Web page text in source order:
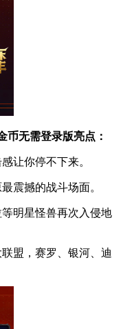
币无需登录版亮点：
让你停不下来。
震撼的战斗场面。
明星怪兽再次入侵地
盟，赛罗、银河、迪